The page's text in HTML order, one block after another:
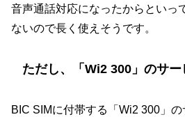
音声通話対応になったからといっ
ないので長く使えそうです。
ただし、「Wi2 300」のサー
BIC SIMに付帯する「Wi2 300」の